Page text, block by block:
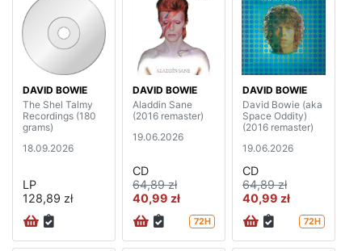
DAVID BOWIE
The Shel Talmy
Recordings (180
grams)
18.09.2026
LP
128,89 zł
DAVID BOWIE
Aladdin Sane
(2016 remaster)
19.06.2026
CD
64,89 zł
40,99 zł
72H
DAVID BOWIE
David Bowie (aka
Space Oddity)
(2016 remaster)
19.06.2026
CD
64,89 zł
40,99 zł
72H